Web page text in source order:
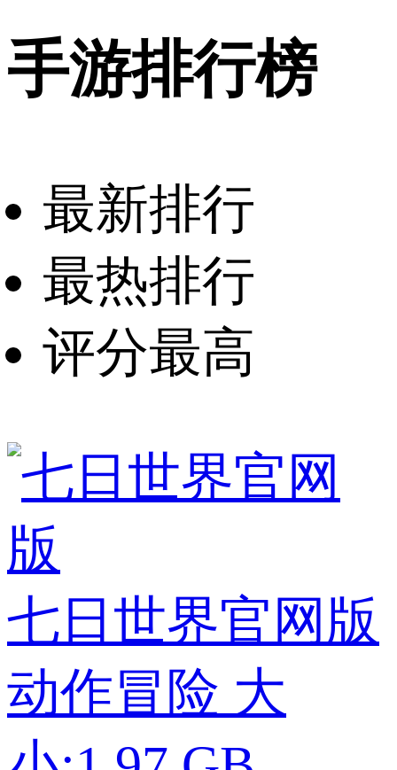
手游排行榜
最新排行
最热排行
评分最高
七日世界官网版
动作冒险 大